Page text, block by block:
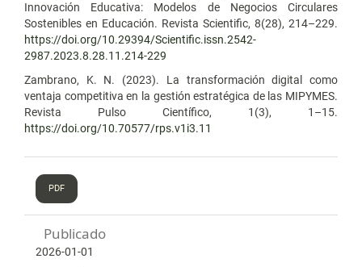
Innovación Educativa: Modelos de Negocios Circulares
Sostenibles en Educación. Revista Scientific, 8(28), 214–229.
https://doi.org/10.29394/Scientific.issn.2542-
2987.2023.8.28.11.214-229
Zambrano, K. N. (2023). La transformación digital como
ventaja competitiva en la gestión estratégica de las MIPYMES.
Revista Pulso Científico, 1(3), 1–15.
https://doi.org/10.70577/rps.v1i3.11
PDF
Publicado
2026-01-01